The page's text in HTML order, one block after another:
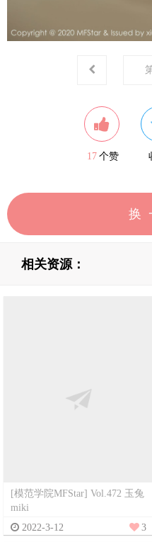
17 个赞
换
相关资源：
[模范学院MFStar] Vol.472 玉兔
miki
2022-3-12
3